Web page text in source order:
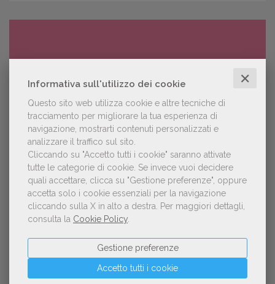
Informativa sull'utilizzo dei cookie ✕
Questo sito web utilizza cookie e altre tecniche di
tracciamento per migliorare la tua esperienza di
navigazione, mostrarti contenuti personalizzati e
analizzare il traffico sul sito.
Cliccando su "Accetto tutti i cookie" saranno attivate
tutte le categorie di cookie. Se invece vuoi decidere
quali accettare, clicca su "Gestione preferenze", oppure
accetta solo i cookie essenziali per la navigazione
cliccando sulla X in alto a destra.
Per maggiori dettagli,
consulta la Cookie Policy
Accetto tutti i cookie
Gestione preferenze
CURIOSITÀ
Librai, bibliotecari, editori e scrittori
sono diventati calciatori per un
giorno a Bookcity